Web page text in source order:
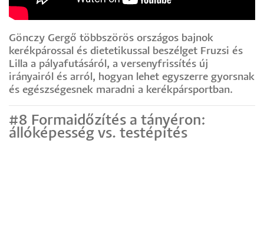
Gönczy Gergő többszörös országos bajnok
kerékpárossal és dietetikussal beszélget Fruzsi és
Lilla a pályafutásáról, a versenyfrissítés új
irányairól és arról, hogyan lehet egyszerre gyorsnak
és egészségesnek maradni a kerékpársportban.
#8 Formaidőzítés a tányéron:
állóképesség vs. testépítés